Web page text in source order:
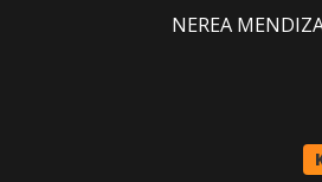
NEREA